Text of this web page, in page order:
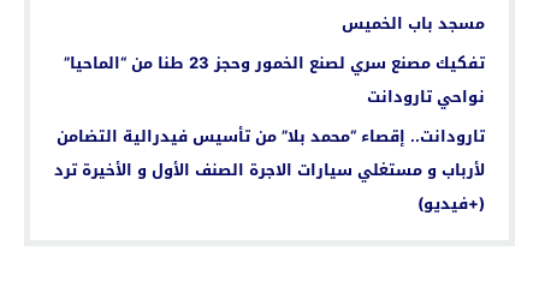
مسجد باب الخميس
تفكيك مصنع سري لصنع الخمور وحجز 23 طنا من “الماحيا”
نواحي تارودانت‎
تارودانت.. إقصاء “محمد بلا” من تأسيس فيدرالية التضامن
لأرباب و مستغلي سيارات الاجرة الصنف الأول و الأخيرة ترد
(+فيديو)